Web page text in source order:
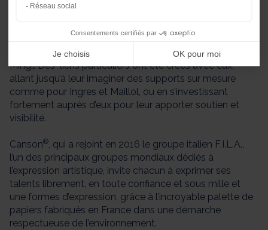
Gogh, Degas, Matisse, Picasso, Dali, Warhol, Jean-Michel
Alberola, Barthélémy Toguo, Philippe Starck, Yan Pei-
Ming… Des liens particuliers ont été créés avec eux,
allant jusqu’à leur imaginer des supports sur mesure
comme pour Ingres et Maillol, ou en s’investissant
fortement auprès d’eux pour leur apporter soutien et
visibilité.
Canson®, qui a rejoint en 2016 le groupe italien F.I.L.A.,
l’un des principaux groupes mondiaux dédiés à
l’expression artistique, invite chacun à exprimer ses
talents librement, en toute confiance et sous mille et
une formes d’expression, grâce à l’incroyable palette de
papiers fabriqués en France dans une démarche
respectueuse de l’environnement.
Réseau social
Consentements certifiés par
Je choisis OK pour moi